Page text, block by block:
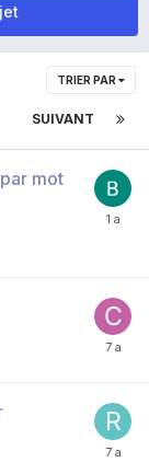
TRIER PAR
SUIVANT
mot